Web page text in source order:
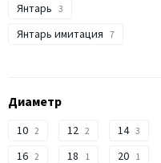
Янтарь 3
Янтарь имитация 7
Диаметр
10 2 12 2 14 3
16 2 18 1 20 1